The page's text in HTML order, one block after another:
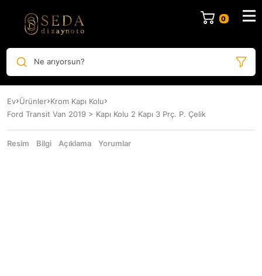
Ne arıyorsun?
Ev Ürünler Krom Kapı Kolu
Ford Transit Van 2019 > Kapı Kolu 2 Kapı 3 Prç. P. Çelik
Resim Bilgi Açıklama Yorumlar